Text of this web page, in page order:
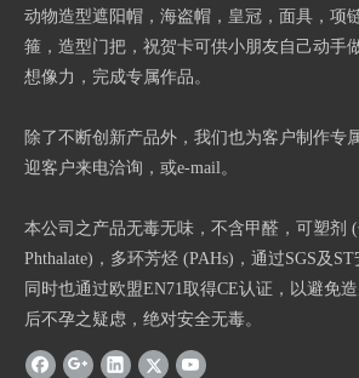
动物造型遮阳帽，海盗帽，皇冠，面具，项
箍，造型门把，祝贺卡可供小朋友自己动手
想像力，完成专属作品。
除了不断创新产品外，我们也为客户制作专
迎客户来电洽询，或e-mail。
本公司之产品无毒无味，不含甲醛，可塑剂
Phthalate)，多环芳烃 (PAHs)，通过SGS及ST
同时也通过欧盟EN71取得CE认证，以避免
后不孕之疑虑，绝对安全无毒。